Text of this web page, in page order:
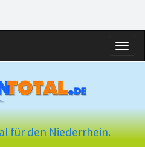
für den Niederrhein.